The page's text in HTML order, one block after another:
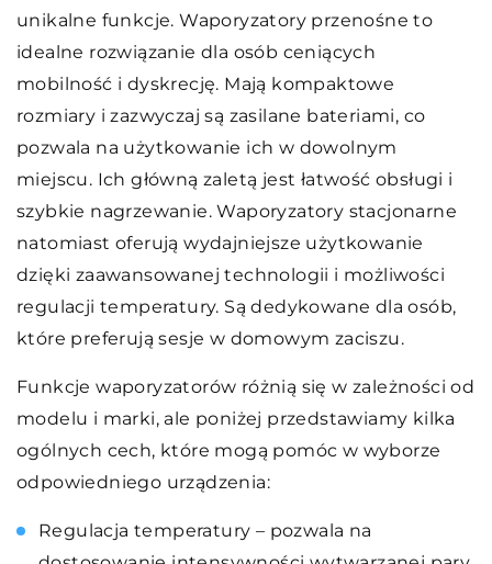
unikalne funkcje. Waporyzatory przenośne to
idealne rozwiązanie dla osób ceniących
mobilność i dyskrecję. Mają kompaktowe
rozmiary i zazwyczaj są zasilane bateriami, co
pozwala na użytkowanie ich w dowolnym
miejscu. Ich główną zaletą jest łatwość obsługi i
szybkie nagrzewanie. Waporyzatory stacjonarne
natomiast oferują wydajniejsze użytkowanie
dzięki zaawansowanej technologii i możliwości
regulacji temperatury. Są dedykowane dla osób,
które preferują sesje w domowym zaciszu.
Funkcje waporyzatorów różnią się w zależności od
modelu i marki, ale poniżej przedstawiamy kilka
ogólnych cech, które mogą pomóc w wyborze
odpowiedniego urządzenia:
Regulacja temperatury – pozwala na